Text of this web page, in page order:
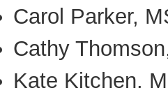
Carol Parker,
Cathy
Kate Kitchen,